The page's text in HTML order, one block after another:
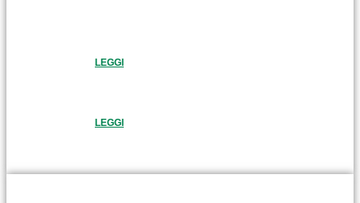
LEGGI
LEGGI